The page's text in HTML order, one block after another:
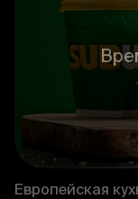
Европейская